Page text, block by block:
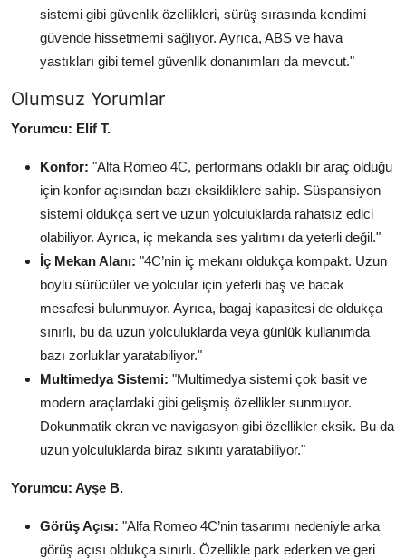
sistemi gibi güvenlik özellikleri, sürüş sırasında kendimi
güvende hissetmemi sağlıyor. Ayrıca, ABS ve hava
yastıkları gibi temel güvenlik donanımları da mevcut."
Olumsuz Yorumlar
Yorumcu: Elif T.
Konfor: "Alfa Romeo 4C, performans odaklı bir araç olduğu
için konfor açısından bazı eksikliklere sahip. Süspansiyon
sistemi oldukça sert ve uzun yolculuklarda rahatsız edici
olabiliyor. Ayrıca, iç mekanda ses yalıtımı da yeterli değil."
İç Mekan Alanı: "4C’nin iç mekanı oldukça kompakt. Uzun
boylu sürücüler ve yolcular için yeterli baş ve bacak
mesafesi bulunmuyor. Ayrıca, bagaj kapasitesi de oldukça
sınırlı, bu da uzun yolculuklarda veya günlük kullanımda
bazı zorluklar yaratabiliyor."
Multimedya Sistemi: "Multimedya sistemi çok basit ve
modern araçlardaki gibi gelişmiş özellikler sunmuyor.
Dokunmatik ekran ve navigasyon gibi özellikler eksik. Bu da
uzun yolculuklarda biraz sıkıntı yaratabiliyor."
Yorumcu: Ayşe B.
Görüş Açısı: "Alfa Romeo 4C’nin tasarımı nedeniyle arka
görüş açısı oldukça sınırlı. Özellikle park ederken ve geri